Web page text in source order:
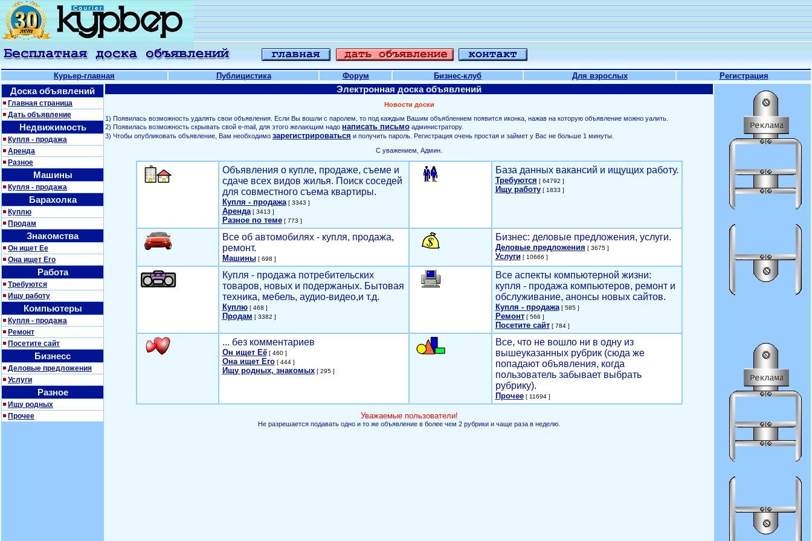
Курьер-главная Публицистика Форум Бизнес-клуб Для взрослых Регистрация
Доска объявлений
Главная страница
Дать объявление
Недвижимость
Купля - продажа
Аренда
Разное
Машины
Купля - продажа
Барахолка
Куплю
Продам
Знакомства
Он ищет Ее
Она ищет Его
Работа
Требуются
Ищу работу
Компьютеры
Купля - продажа
Ремонт
Посетите сайт
Бизнесс
Деловые предложения
Услуги
Разное
Ищу родных
Прочее
Электронная доска объявлений
Новости доски
1) Появилась возможность удалять свои объявления. Если Вы вошли с паролем, то под каждым Вашим объяблением появится иконка, нажав на которую объявление можно уалить.
2) Появилась возможность скрывать свой е-mail, для этого желающим надо написать письмо администратору.
3) Чтобы опубликовать объявление, Вам необходимо зарегистрироваться и получить пароль. Регистрация очень простая и займет у Вас не больше 1 минуты.
С уважением, Админ.
Объявления о купле, продаже, съеме и
сдаче всех видов жилья. Поиск соседей
для совместного съема квартиры.
Купля - продажа[ 3343 ]
Аренда[ 3413 ]
Разное по теме[ 773 ]
База данных вакансий и ищущих работу.
Требуются [ 64792 ]
Ищу работу[ 1833 ]
Все об автомобилях - купля, продажа,
ремонт.
Машины[ 698 ]
Бизнес: деловые предложения, услуги.
Деловые предложения [ 3675 ]
Услуги[ 10666 ]
Купля - продажа потребительских
товаров, новых и подержаных. Бытовая
техника, мебель, аудио-видео,и т.д.
Куплю[ 468 ]
Продам [ 3382 ]
Все аспекты компьютерной жизни:
купля - продажа компьютеров, ремонт и
обслуживание, анонсы новых сайтов.
Купля - продажа[ 585 ]
Ремонт[ 566 ]
Посетите сайт[ 784 ]
... без комментариев
Он ищет Её[ 460 ]
Она ищет Его[ 444 ]
Ищу родных, знакомых[ 295 ]
Все, что не вошло ни в одну из
вышеуказанных рубрик (сюда же
попадают объявления, когда
пользователь забывает выбрать
рубрику).
Прочее[ 11694 ]
Уважаемые пользователи!
Не разрешается подавать одно и то же объявление в более чем 2 рубрики и чаще раза в неделю.